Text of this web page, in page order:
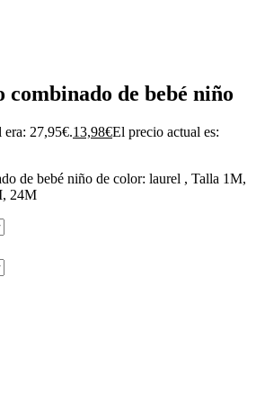
de bebé niño
27,95€.13,98€El precio actual es:
de bebé niño de color: laurel , Talla 1M,
24M